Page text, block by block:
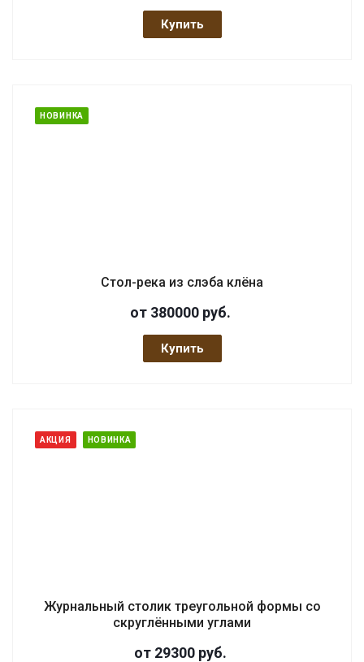
Купить
НОВИНКА
Стол-река из слэба клёна
от 380000 руб.
Купить
АКЦИЯ НОВИНКА
Журнальный столик треугольной формы со
скруглёнными углами
от 29300 руб.